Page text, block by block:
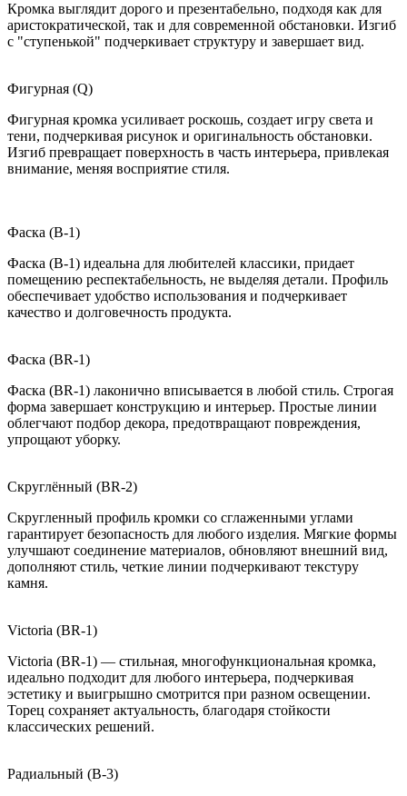
Кромка выглядит дорого и презентабельно, подходя как для
аристократической, так и для современной обстановки. Изгиб
с "ступенькой" подчеркивает структуру и завершает вид.
Фигурная (Q)
Фигурная кромка усиливает роскошь, создает игру света и
тени, подчеркивая рисунок и оригинальность обстановки.
Изгиб превращает поверхность в часть интерьера, привлекая
внимание, меняя восприятие стиля.
Фаска (B-1)
Фаска (B-1) идеальна для любителей классики, придает
помещению респектабельность, не выделяя детали. Профиль
обеспечивает удобство использования и подчеркивает
качество и долговечность продукта.
Фаска (BR-1)
Фаска (BR-1) лаконично вписывается в любой стиль. Строгая
форма завершает конструкцию и интерьер. Простые линии
облегчают подбор декора, предотвращают повреждения,
упрощают уборку.
Скруглённый (BR-2)
Скругленный профиль кромки со сглаженными углами
гарантирует безопасность для любого изделия. Мягкие формы
улучшают соединение материалов, обновляют внешний вид,
дополняют стиль, четкие линии подчеркивают текстуру
камня.
Victoria (BR-1)
Victoria (BR-1) — стильная, многофункциональная кромка,
идеально подходит для любого интерьера, подчеркивая
эстетику и выигрышно смотрится при разном освещении.
Торец сохраняет актуальность, благодаря стойкости
классических решений.
Радиальный (B-3)